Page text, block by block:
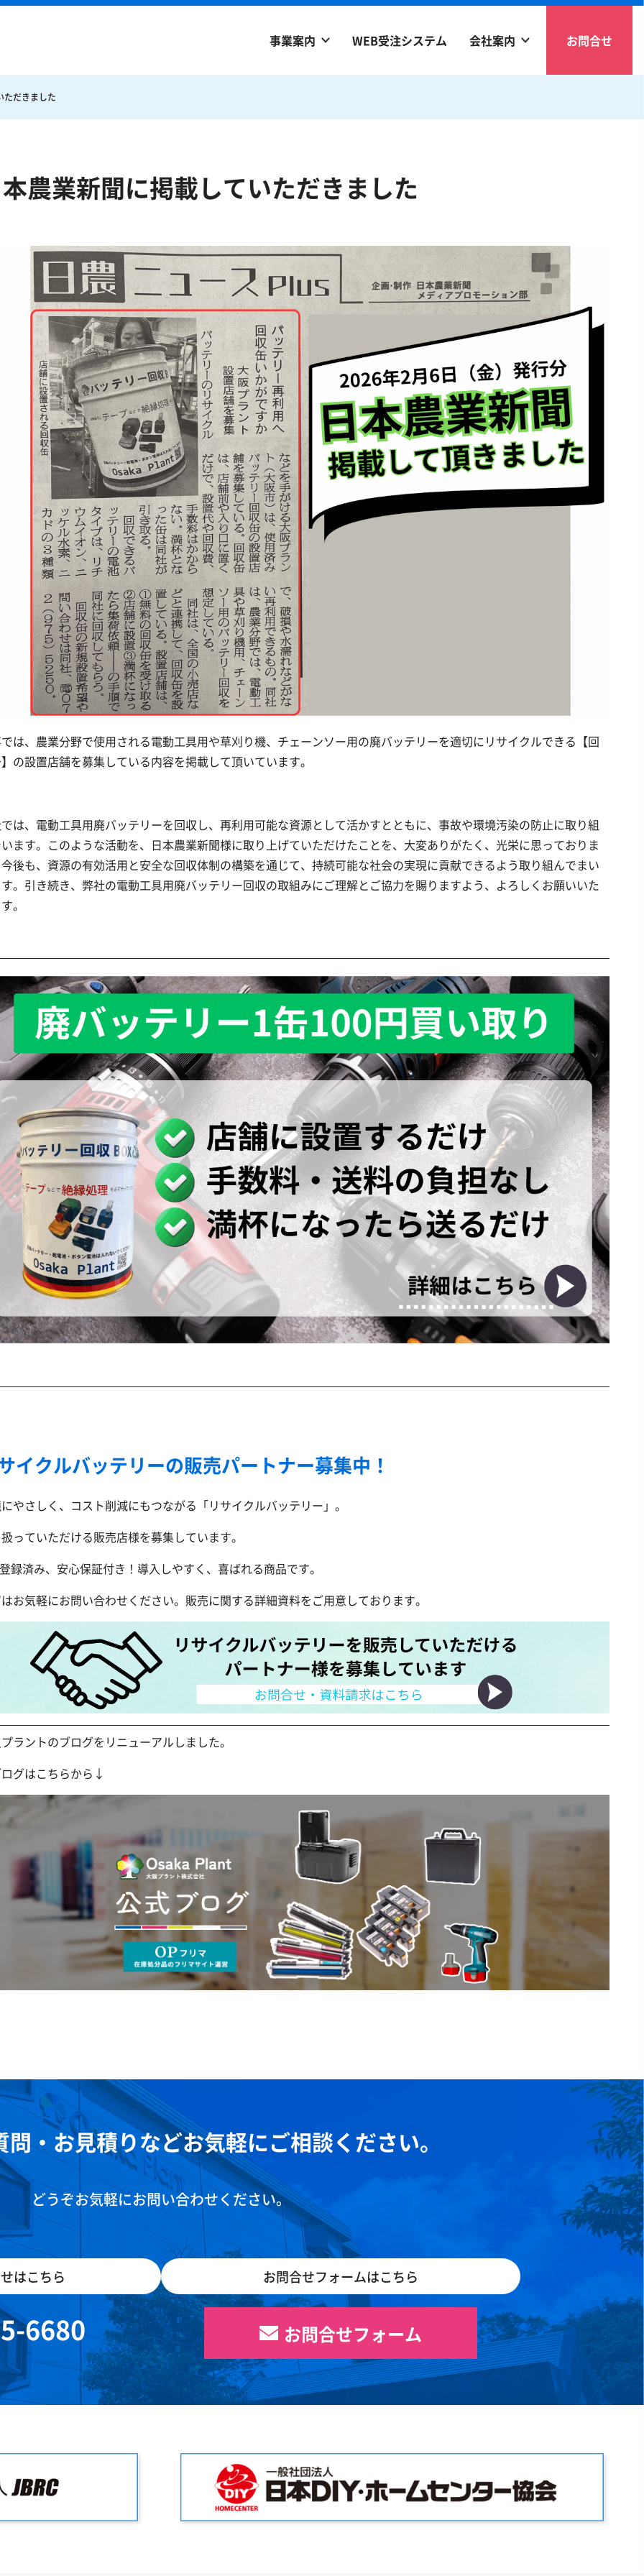
事業案内 WEB受注システム 会社案内 お問合せ
ただきました
農業新聞に掲載していただきました
は、農業分野で使用される電動工具用や草刈り機、チェーンソー用の廃バッテリーを適切にリサイクルできる【回
の設置店舗を募集している内容を掲載して頂いています。
は、電動工具用廃バッテリーを回収し、再利用可能な資源として活かすとともに、事故や環境汚染の防止に取り組
ます。このような活動を、日本農業新聞様に取り上げていただけたことを、大変ありがたく、光栄に思っておりま
後も、資源の有効活用と安全な回収体制の構築を通じて、持続可能な社会の実現に貢献できるよう取り組んでまい
。引き続き、弊社の電動工具用廃バッテリー回収の取組みにご理解とご協力を賜りますよう、よろしくお願いいた
。
イクルバッテリーの販売パートナー募集中！
やさしく、コスト削減にもつながる「リサイクルバッテリー」。
っていただける販売店様を募集しています。
録済み、安心保証付き！導入しやすく、喜ばれる商品です。
お気軽にお問い合わせください。販売に関する詳細資料をご用意しております。
ラントのブログをリニューアルしました。
グはこちらから↓
・お見積りなどお気軽にご相談ください。
どうぞお気軽にお問い合わせください。
はこちら
6680
お問合せフォームはこちら
お問合せフォーム